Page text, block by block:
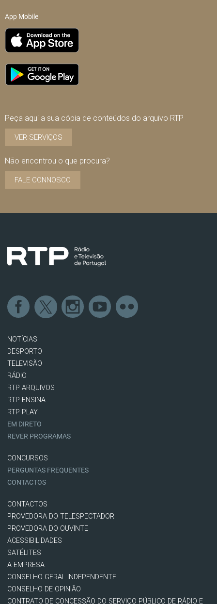
App Mobile
Peça aqui a sua cópia de conteúdos do arquivo RTP
VER SERVIÇOS
Não encontrou o que procura?
FALE CONNOSCO
NOTÍCIAS
DESPORTO
TELEVISÃO
RÁDIO
RTP ARQUIVOS
RTP ENSINA
RTP PLAY
EM DIRETO
REVER PROGRAMAS
CONCURSOS
PERGUNTAS FREQUENTES
CONTACTOS
CONTACTOS
PROVEDORA DO TELESPECTADOR
PROVEDORA DO OUVINTE
ACESSIBILIDADES
SATÉLITES
A EMPRESA
CONSELHO GERAL INDEPENDENTE
CONSELHO DE OPINIÃO
CONTRATO DE CONCESSÃO DO SERVIÇO PÚBLICO DE RÁDIO E